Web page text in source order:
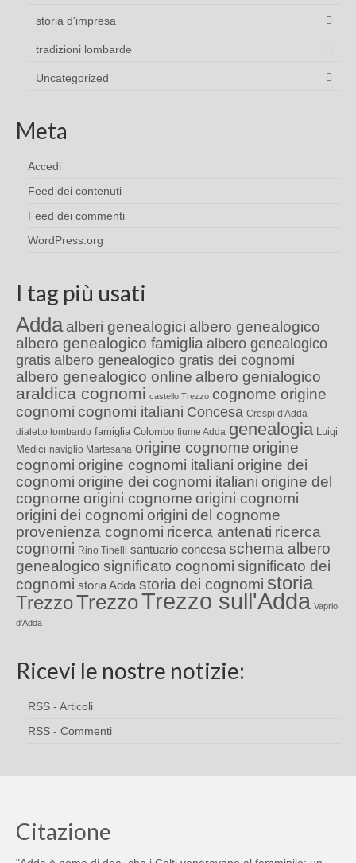
storia d'impresa
tradizioni lombarde
Uncategorized
Meta
Accedi
Feed dei contenuti
Feed dei commenti
WordPress.org
I tag più usati
Adda alberi genealogici albero genealogico
albero genealogico famiglia albero genealogico
gratis albero genealogico gratis dei cognomi
albero genealogico online albero genialogico
araldica cognomi castello Trezzo cognome origine
cognomi cognomi italiani Concesa Crespi d'Adda
dialetto lombardo famiglia Colombo fiume Adda genealogia Luigi
Medici naviglio Martesana origine cognome origine
cognomi origine cognomi italiani origine dei
cognomi origine dei cognomi italiani origine del
cognome origini cognome origini cognomi
origini dei cognomi origini del cognome
provenienza cognomi ricerca antenati ricerca
cognomi Rino Tinelli santuario concesa schema albero
genealogico significato cognomi significato dei
cognomi storia Adda storia dei cognomi storia
TrezzoTrezzoTrezzo sull'Adda Vaprio
d'Adda
Ricevi le nostre notizie:
RSS - Articoli
RSS - Commenti
Citazione